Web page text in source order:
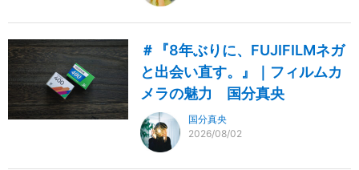
＃『8年ぶりに、FUJIFILMネガ
と出会い直す。』｜フィルムカ
メラの魅力 国分真央
国分真央
2026/08/02